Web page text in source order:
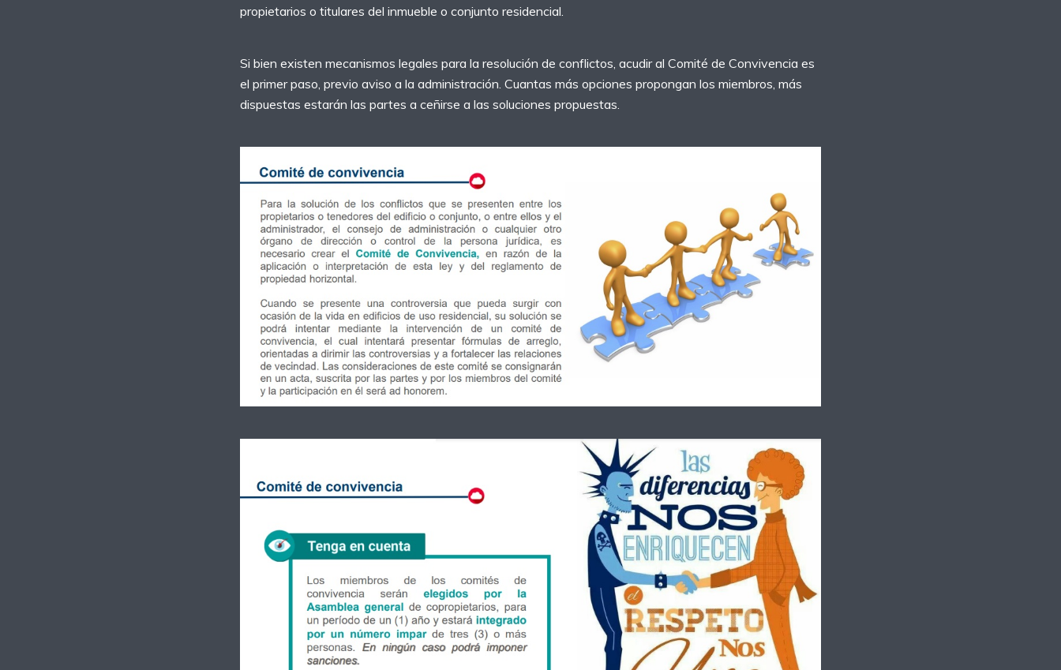
propietarios o titulares del inmueble o conjunto residencial.
Si bien existen mecanismos legales para la resolución de conflictos, acudir al Comité de Convivencia es
el primer paso, previo aviso a la administración. Cuantas más opciones propongan los miembros, más
dispuestas estarán las partes a ceñirse a las soluciones propuestas.